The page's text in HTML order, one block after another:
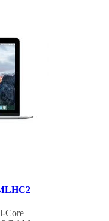
Core